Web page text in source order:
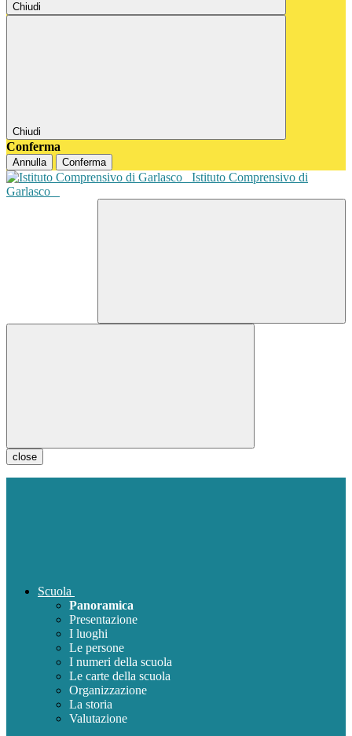
Chiudi
Chiudi
Conferma
Annulla Conferma
Istituto Comprensivo di
Garlasco
close
Scuola
Panoramica
Presentazione
I luoghi
Le persone
I numeri della scuola
Le carte della scuola
Organizzazione
La storia
Valutazione